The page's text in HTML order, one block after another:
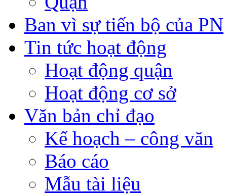
Ban vì sự tiến bộ của PN
Tin tức hoạt động
Hoạt động quận
Hoạt động cơ sở
Văn bản chỉ đạo
Kế hoạch – công văn
Báo cáo
Mẫu tài liệu